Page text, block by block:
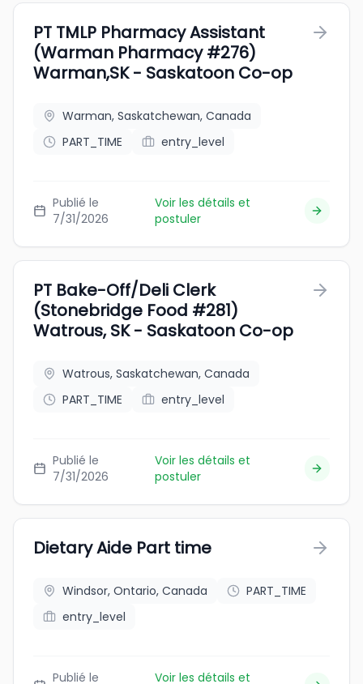
PT TMLP Pharmacy Assistant
(Warman Pharmacy #276)
Warman,SK - Saskatoon Co-op
Warman, Saskatchewan, Canada
PART_TIME
entry_level
Publié le
7/31/2026
Voir les détails et
postuler
PT Bake-Off/Deli Clerk
(Stonebridge Food #281)
Watrous, SK - Saskatoon Co-op
Watrous, Saskatchewan, Canada
PART_TIME
entry_level
Publié le
7/31/2026
Voir les détails et
postuler
Dietary Aide Part time
Windsor, Ontario, Canada
PART_TIME
entry_level
Publié le
Voir les détails et